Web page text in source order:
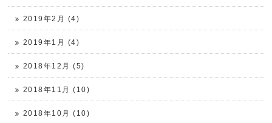
2019年2月 (4)
2019年1月 (4)
2018年12月 (5)
2018年11月 (10)
2018年10月 (10)